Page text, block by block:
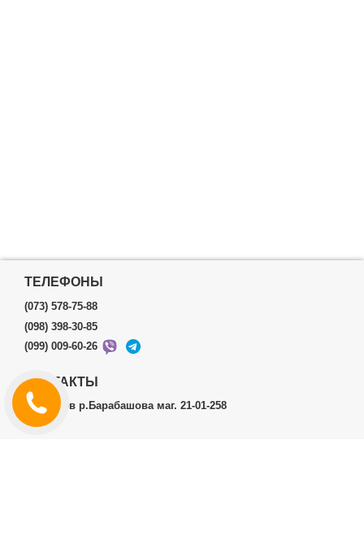
ТЕЛЕФОНЫ
(073) 578-75-88
(098) 398-30-85
(099) 009-60-26
КОНТАКТЫ
г.Харьков р.Барабашова маг. 21-01-258